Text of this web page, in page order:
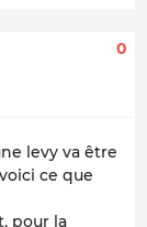
0
levy va être
ce que
pour la